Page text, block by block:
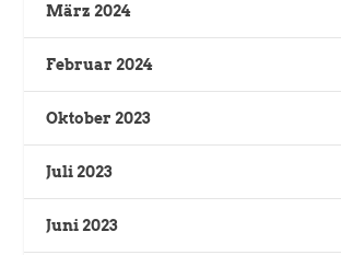
März 2024
Februar 2024
Oktober 2023
Juli 2023
Juni 2023